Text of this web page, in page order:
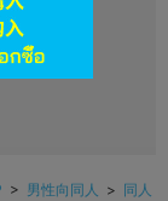
> 男性向同人 > 同人